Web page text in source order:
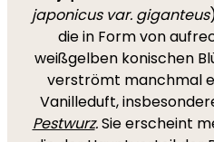
japonicus var. giganteus
die in Form von
weißgelben konischen
verströmt manchmal
Vanilleduft,
Pestwurz.Sie erscheint